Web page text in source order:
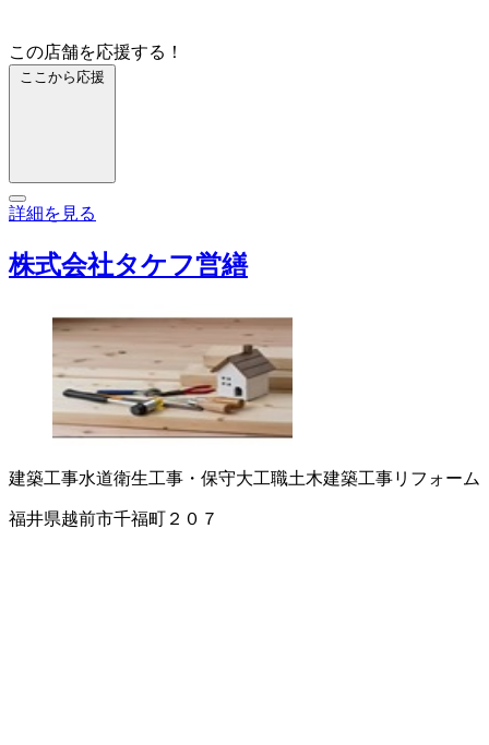
この店舗を応援する！
ここから応援
詳細を見る
株式会社タケフ営繕
建築工事水道衛生工事・保守大工職土木建築工事リフォーム
福井県越前市千福町２０７